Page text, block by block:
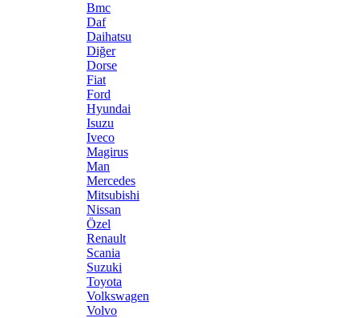
Bmc
Daf
Daihatsu
Diğer
Dorse
Fiat
Ford
Hyundai
Isuzu
Iveco
Magirus
Man
Mercedes
Mitsubishi
Nissan
Özel
Renault
Scania
Suzuki
Toyota
Volkswagen
Volvo